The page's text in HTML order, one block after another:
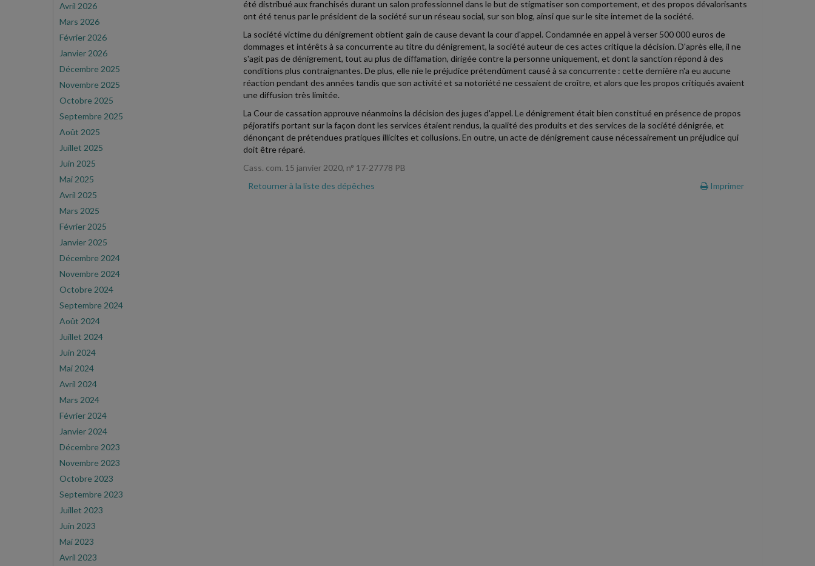
Avril 2026
Mars 2026
Février 2026
Janvier 2026
Décembre 2025
Novembre 2025
Octobre 2025
Septembre 2025
Août 2025
Juillet 2025
Juin 2025
Mai 2025
Avril 2025
Mars 2025
Février 2025
Janvier 2025
Décembre 2024
Novembre 2024
Octobre 2024
Septembre 2024
Août 2024
Juillet 2024
Juin 2024
Mai 2024
Avril 2024
Mars 2024
Février 2024
Janvier 2024
Décembre 2023
Novembre 2023
Octobre 2023
Septembre 2023
Juillet 2023
Juin 2023
Mai 2023
Avril 2023
été distribué aux franchisés durant un salon professionnel dans le but de stigmatiser son comportement, et des propos dévalorisants
ont été tenus par le président de la société sur un réseau social, sur son blog, ainsi que sur le site internet de la société.
La société victime du dénigrement obtient gain de cause devant la cour d'appel. Condamnée en appel à verser 500 000 euros de
dommages et intérêts à sa concurrente au titre du dénigrement, la société auteur de ces actes critique la décision. D'après elle, il ne
s'agit pas de dénigrement, tout au plus de diffamation, dirigée contre la personne uniquement, et dont la sanction répond à des
conditions plus contraignantes. De plus, elle nie le préjudice prétendûment causé à sa concurrente : cette dernière n'a eu aucune
réaction pendant des années tandis que son activité et sa notoriété ne cessaient de croître, et alors que les propos critiqués avaient
une diffusion très limitée.
La Cour de cassation approuve néanmoins la décision des juges d'appel. Le dénigrement était bien constitué en présence de propos
péjoratifs portant sur la façon dont les services étaient rendus, la qualité des produits et des services de la société dénigrée, et
dénonçant de prétendues pratiques illicites et collusions. En outre, un acte de dénigrement cause nécessairement un préjudice qui
doit être réparé.
Cass. com. 15 janvier 2020, n° 17-27778 PB
Retourner à la liste des dépêches
Imprimer